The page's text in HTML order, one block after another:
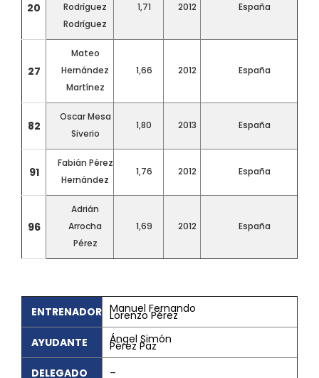
20
Rodríguez
Rodríguez
1,71 2012 España
27
Mateo
Hernández
Martínez
1,66 2012 España
82
Oscar Mesa
Siverio
1,80 2013 España
91
Fabián Pérez
Hernández
1,76 2012 España
96
Adrián
Arrocha
Pérez
1,69 2012 España
ENTRENADOR Manuel Fernando
Lorenzo Pérez
AYUDANTE
Ángel Simón
Pérez Paz
DELEGADO
–